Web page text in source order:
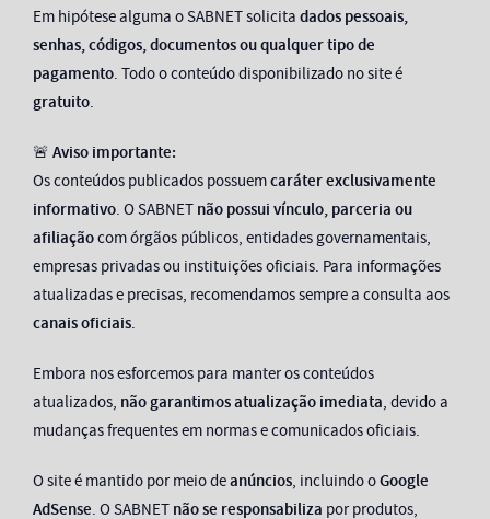
Em hipótese alguma o SABNET solicita dados pessoais,
senhas, códigos, documentos ou qualquer tipo de
pagamento. Todo o conteúdo disponibilizado no site é
gratuito.
🚨 Aviso importante:
Os conteúdos publicados possuemcaráter exclusivamente
informativo. O SABNET não possui vínculo, parceria ou
afiliaçãocom órgãos públicos, entidades governamentais,
empresas privadas ou instituições oficiais. Para informações
atualizadas e precisas, recomendamos sempre a consulta aos
canais oficiais.
Embora nos esforcemos para manter os conteúdos
atualizados, não garantimos atualização imediata, devido a
mudanças frequentes em normas e comunicados oficiais.
O site é mantido por meio deanúncios, incluindo oGoogle
AdSense. O SABNET não se responsabiliza por produtos,